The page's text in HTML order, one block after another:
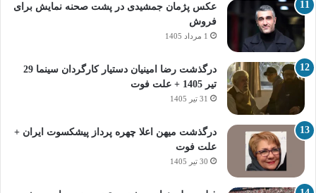
عکس پژمان جمشیدی در پشت صحنه نمایش برای
فروش
1 مرداد 1405
درگذشت رضا امینیان دستیار کارگردان سینما 29
تیر 1405 + علت فوت
31 تیر 1405
درگذشت میهن اعلا چهره پرداز پیشکسوت ایران +
علت فوت
30 تیر 1405